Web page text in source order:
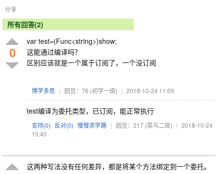
分享
所有回答(2)
0
var test=(Func<string>)show;
这能通过编译吗？
区别应该就是一个属于订阅了，一个没订阅
博学多思 | 园豆：76 (初学一级) | 2018-10-24 11:09
test编译为委托类型，已订阅，能正常执行
支持(0) 反对(0) 慢慢求学路 | 园豆：217 (菜鸟二级) | 2018-10-24
15:40
这两种写法没有任何差异，都是将某个方法绑定到一个委托。